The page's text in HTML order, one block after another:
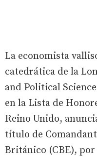
La economista
catedrática de la
and Political
en la Lista de
Reino Unido,
título de
Británico (CBE),